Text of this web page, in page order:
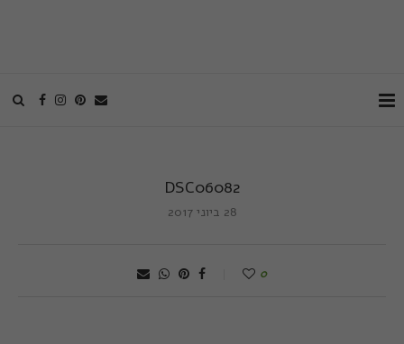
DSC06082
28 ביוני 2017
0